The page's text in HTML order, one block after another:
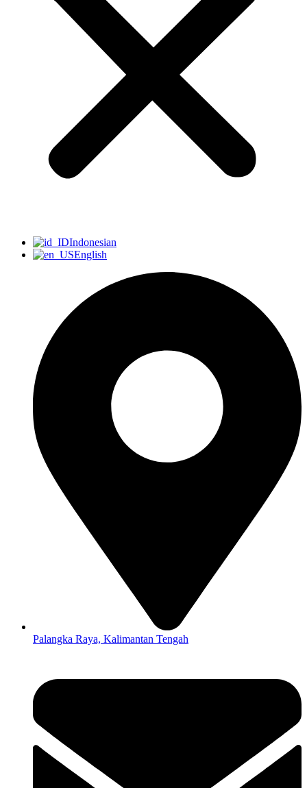
Indonesian
English
Palangka Raya, Kalimantan Tengah